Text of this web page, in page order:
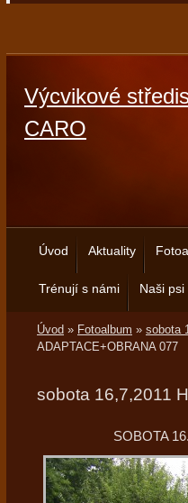
Výcvikové
CARO
Úvod Aktuality
Trénují s námi Naši psi
Úvod » Fotoalbum » sobota
ADAPTACE+OBRANA 077
sobota 16,7,2011
SOBOTA